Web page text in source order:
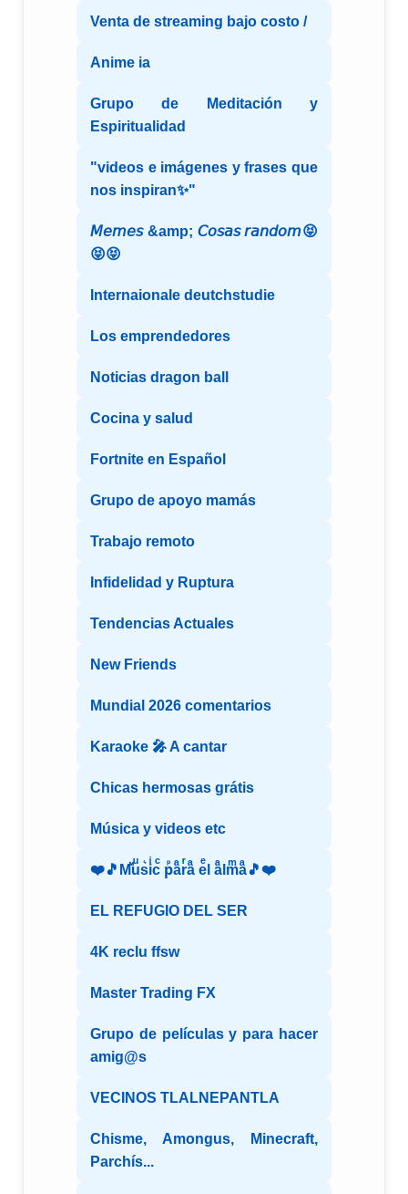
Venta de streaming bajo costo /
Anime ia
Grupo de Meditación y
Espiritualidad
"videos e imágenes y frases que
nos inspiran✨"
𝘔𝘦𝘮𝘦𝘴 &amp; 𝘊𝘰𝘴𝘢𝘴 𝘳𝘢𝘯𝘥𝘰𝘮😝
😝😝
Internaionale deutchstudie
Los emprendedores
Noticias dragon ball
Cocina y salud
Fortnite en Español
Grupo de apoyo mamás
Trabajo remoto
Infidelidad y Ruptura
Tendencias Actuales
New Friends
Mundial 2026 comentarios
Karaoke 🎤 A cantar
Chicas hermosas grátis
Música y videos etc
❤️🎵Mⷨuͧs͛iͥcͨ рⷬaͣrͬaͣ eͤl aͣlmͫaͣ🎵❤️
EL REFUGIO DEL SER
4K reclu ffsw
Master Trading FX
Grupo de películas y para hacer
amig@s
VECINOS TLALNEPANTLA
Chisme, Amongus, Minecraft,
Parchís...